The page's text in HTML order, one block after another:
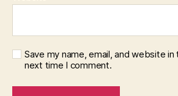
Save my name, email, and website
next time I comment.